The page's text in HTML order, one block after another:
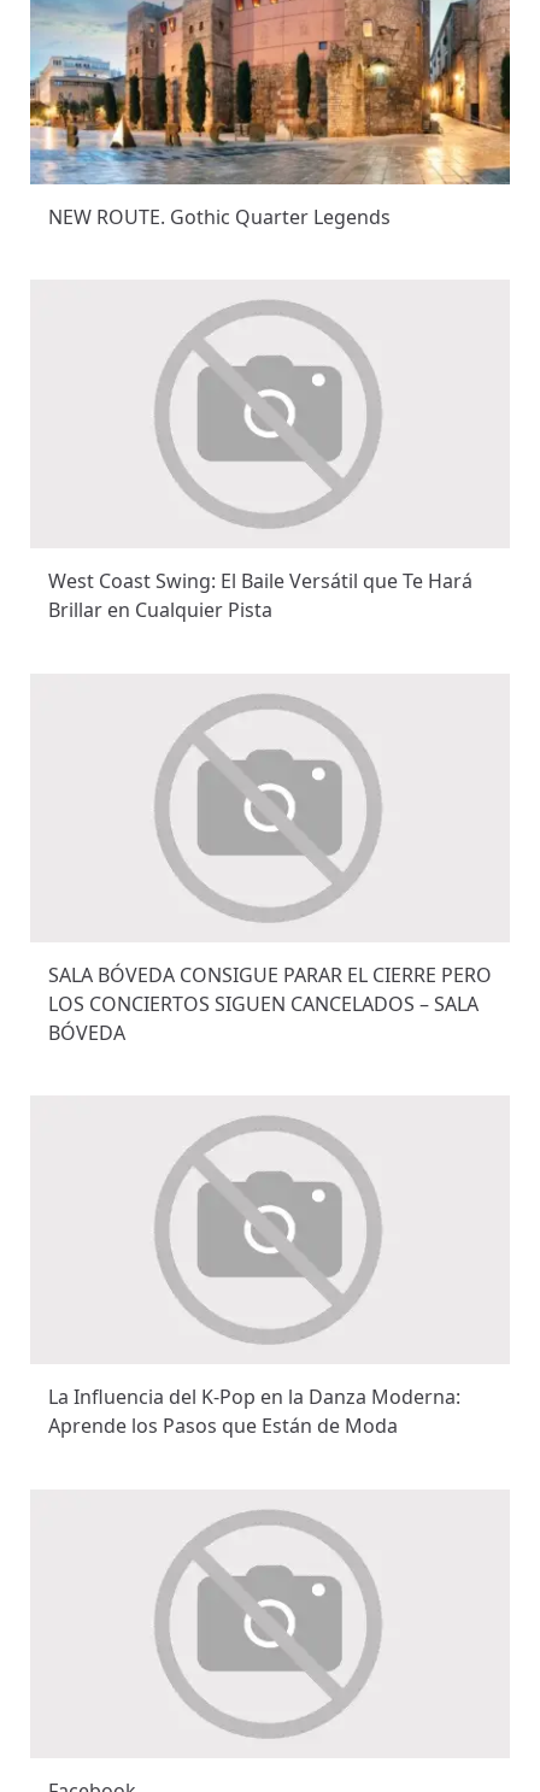
NEW ROUTE. Gothic Quarter Legends
West Coast Swing: El Baile Versátil que Te Hará
Brillar en Cualquier Pista
SALA BÓVEDA CONSIGUE PARAR EL CIERRE PERO
LOS CONCIERTOS SIGUEN CANCELADOS – SALA
BÓVEDA
La Influencia del K-Pop en la Danza Moderna:
Aprende los Pasos que Están de Moda